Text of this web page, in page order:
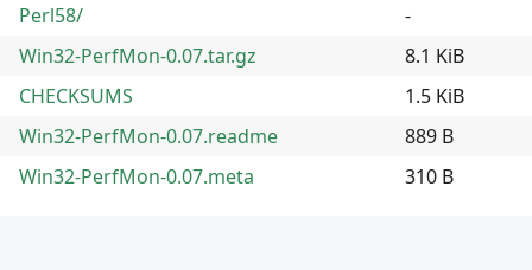
Perl58/
-
Win32-PerfMon-0.07.tar.gz
8.1 KiB
CHECKSUMS
1.5 KiB
Win32-PerfMon-0.07.readme
889 B
Win32-PerfMon-0.07.meta
310 B